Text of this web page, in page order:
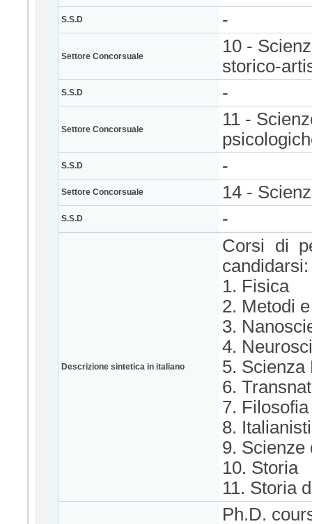
S.S.D -
Settore Concorsuale
10 -
storico-
S.S.D -
Settore Concorsuale
11 -
S.S.D -
Settore Concorsuale 14 -
S.S.D -
Descrizione sintetica in italiano
Corsi di
candidarsi:
1. Fisica
2. Metodi
3.
4.
5. Scienza
6.
7. Filosofia
8.
9. Scienze
10. Storia
11. Storia
Ph.D.